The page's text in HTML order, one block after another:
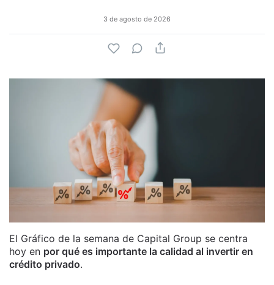
3 de agosto de 2026
El Gráfico de la semana de Capital Group se centra
hoy en por qué es importante la calidad al invertir en
crédito privado.